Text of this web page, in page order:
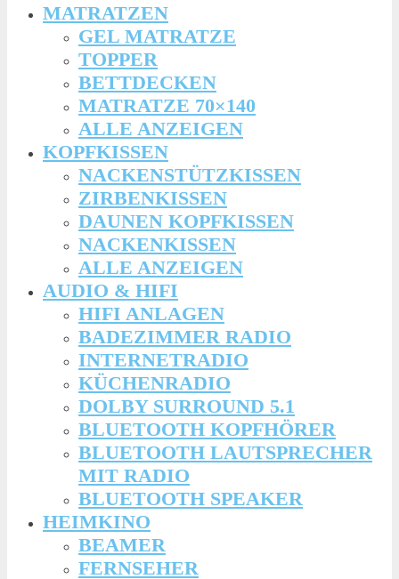
MATRATZEN
GEL MATRATZE
TOPPER
BETTDECKEN
MATRATZE 70×140
ALLE ANZEIGEN
KOPFKISSEN
NACKENSTÜTZKISSEN
ZIRBENKISSEN
DAUNEN KOPFKISSEN
NACKENKISSEN
ALLE ANZEIGEN
AUDIO & HIFI
HIFI ANLAGEN
BADEZIMMER RADIO
INTERNETRADIO
KÜCHENRADIO
DOLBY SURROUND 5.1
BLUETOOTH KOPFHÖRER
BLUETOOTH LAUTSPRECHER
MIT RADIO
BLUETOOTH SPEAKER
HEIMKINO
BEAMER
FERNSEHER